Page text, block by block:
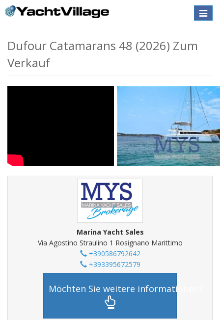
Toggle
Dufour Catamarans 48 (2026) Zum
Verkauf
Marina Yacht Sales
Via Agostino Straulino 1 Rosignano Marittimo
+390586792642
+393395672579
Möchten Sie weitere informationen?